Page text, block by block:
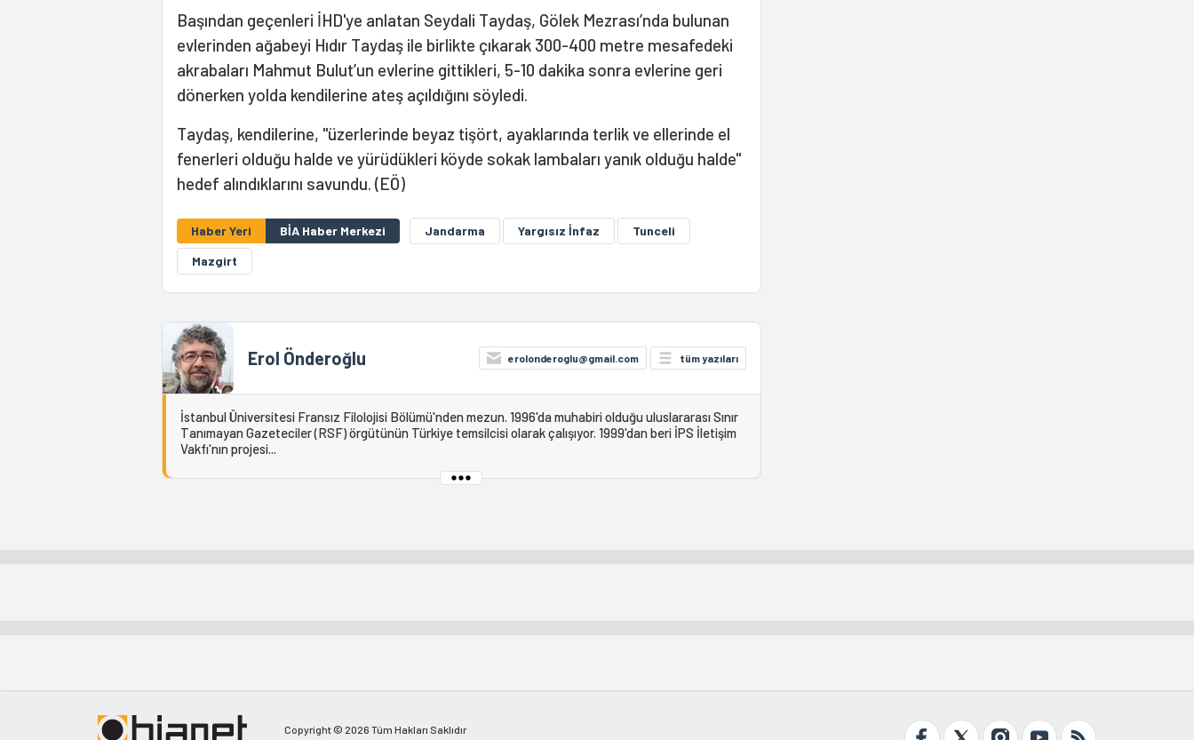
Başından geçenleri İHD'ye anlatan Seydali Taydaş, Gölek Mezrası’nda bulunan
evlerinden ağabeyi Hıdır Taydaş ile birlikte çıkarak 300-400 metre mesafedeki
akrabaları Mahmut Bulut’un evlerine gittikleri, 5-10 dakika sonra evlerine geri
dönerken yolda kendilerine ateş açıldığını söyledi.
Taydaş, kendilerine, "üzerlerinde beyaz tişört, ayaklarında terlik ve ellerinde el
fenerleri olduğu halde ve yürüdükleri köyde sokak lambaları yanık olduğu halde"
hedef alındıklarını savundu. (EÖ)
Haber Yeri BİA Haber Merkezi Jandarma Yargısız İnfaz
Tunceli
Mazgirt
Erol Önderoğlu erolonderoglu@gmail.com tüm yazıları
İstanbul Üniversitesi Fransız Filolojisi Bölümü'nden mezun. 1996'da muhabiri olduğu uluslararası Sınır
Tanımayan Gazeteciler (RSF) örgütünün Türkiye temsilcisi olarak çalışıyor. 1999'dan beri İPS İletişim
Vakfı'nın projesi...
Copyright © 2026 Tüm Hakları Saklıdır